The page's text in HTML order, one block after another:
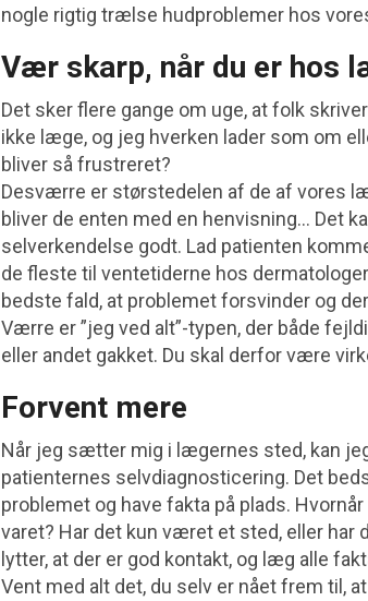
nogle rigtig trælse hudproblemer hos
Vær skarp, når du er hos
Det sker flere gange om uge, at folk
ikke læge, og jeg hverken lader som om
bliver så frustreret?
Desværre er størstedelen af de af vores
bliver de enten med en henvisning… Det
selverkendelse godt. Lad patienten
de fleste til ventetiderne hos
bedste fald, at problemet forsvinder og
Værre er ”jeg ved alt”-typen, der både
eller andet gakket. Du skal derfor være
Forvent mere
Når jeg sætter mig i lægernes sted, kan
patienternes selvdiagnosticering. Det
problemet og have fakta på plads.
varet? Har det kun været et sted, eller har
lytter, at der er god kontakt, og læg alle
Vent med alt det, du selv er nået frem til,